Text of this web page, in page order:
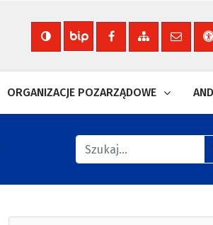
Biuletyn Informacji
Nasza strona na
Zobacz
ORGANIZACJE POZARZĄDOWE
Znajdź na stronie